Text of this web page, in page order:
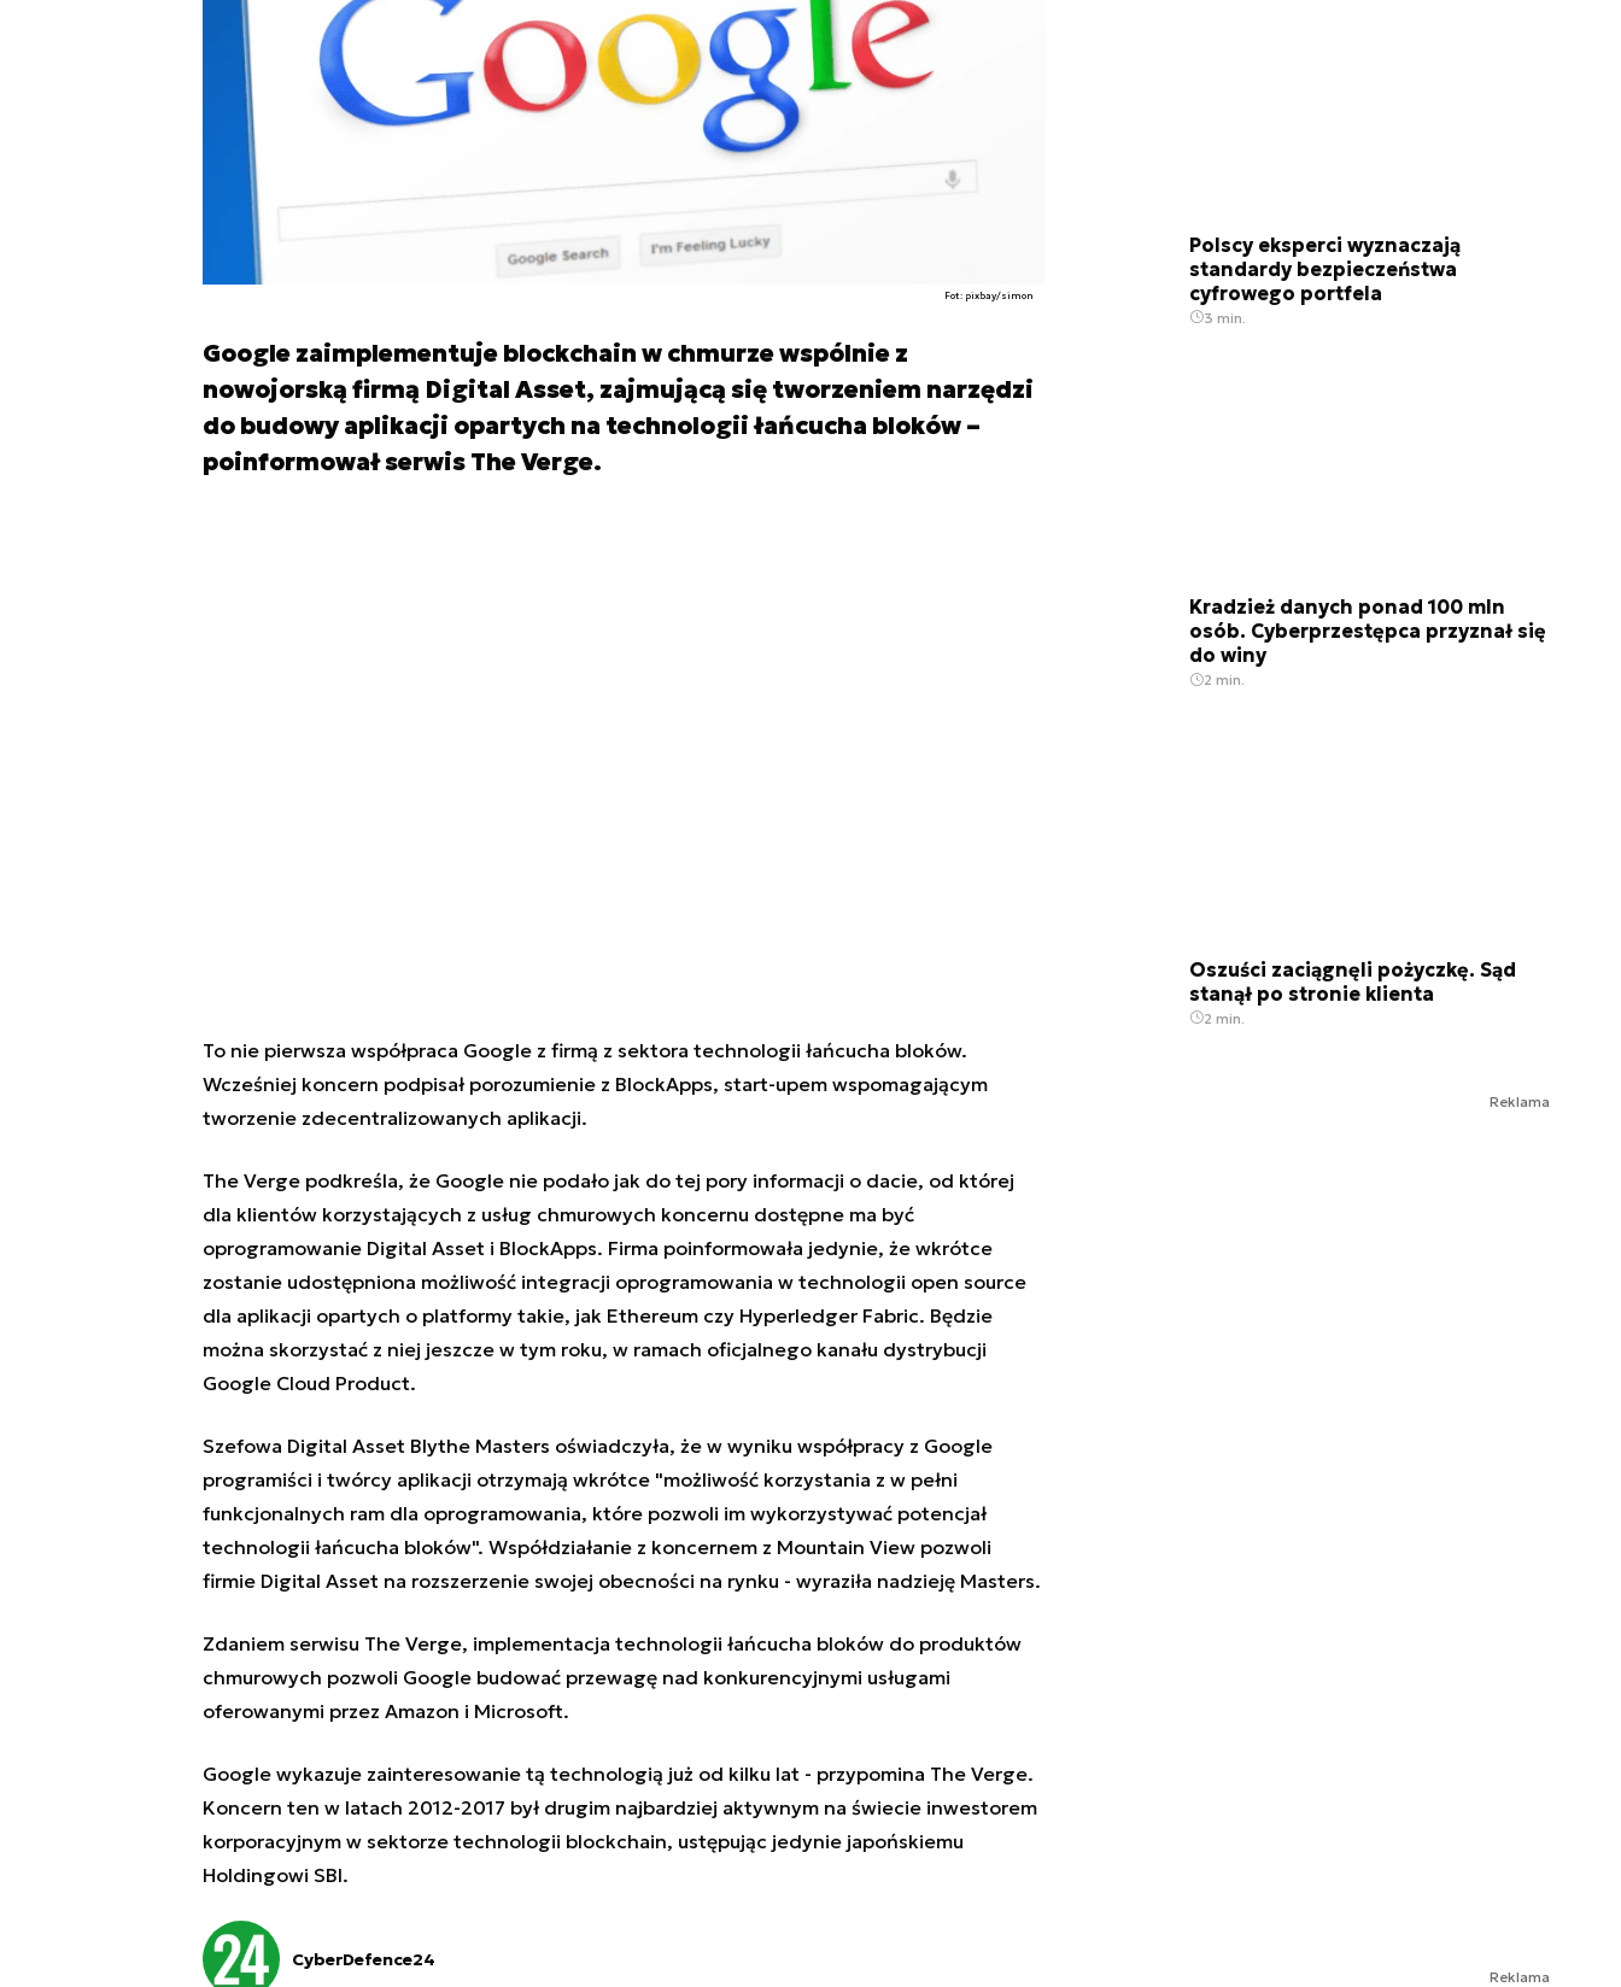
Fot: pixbay/simon
Google zaimplementuje blockchain w chmurze wspólnie z
nowojorską firmą Digital Asset, zajmującą się tworzeniem narzędzi
do budowy aplikacji opartych na technologii łańcucha bloków –
poinformował serwis The Verge.
To nie pierwsza współpraca Google z firmą z sektora technologii łańcucha bloków.
Wcześniej koncern podpisał porozumienie z BlockApps, start-upem wspomagającym
tworzenie zdecentralizowanych aplikacji.
The Verge podkreśla, że Google nie podało jak do tej pory informacji o dacie, od której
dla klientów korzystających z usług chmurowych koncernu dostępne ma być
oprogramowanie Digital Asset i BlockApps. Firma poinformowała jedynie, że wkrótce
zostanie udostępniona możliwość integracji oprogramowania w technologii open source
dla aplikacji opartych o platformy takie, jak Ethereum czy Hyperledger Fabric. Będzie
można skorzystać z niej jeszcze w tym roku, w ramach oficjalnego kanału dystrybucji
Google Cloud Product.
Szefowa Digital Asset Blythe Masters oświadczyła, że w wyniku współpracy z Google
programiści i twórcy aplikacji otrzymają wkrótce "możliwość korzystania z w pełni
funkcjonalnych ram dla oprogramowania, które pozwoli im wykorzystywać potencjał
technologii łańcucha bloków". Współdziałanie z koncernem z Mountain View pozwoli
firmie Digital Asset na rozszerzenie swojej obecności na rynku - wyraziła nadzieję Masters.
Zdaniem serwisu The Verge, implementacja technologii łańcucha bloków do produktów
chmurowych pozwoli Google budować przewagę nad konkurencyjnymi usługami
oferowanymi przez Amazon i Microsoft.
Google wykazuje zainteresowanie tą technologią już od kilku lat - przypomina The Verge.
Koncern ten w latach 2012-2017 był drugim najbardziej aktywnym na świecie inwestorem
korporacyjnym w sektorze technologii blockchain, ustępując jedynie japońskiemu
Holdingowi SBI.
CyberDefence24
Polscy eksperci wyznaczają
standardy bezpieczeństwa
cyfrowego portfela
3 min.
Kradzież danych ponad 100 mln
osób. Cyberprzestępca przyznał się
do winy
2 min.
Oszuści zaciągnęli pożyczkę. Sąd
stanął po stronie klienta
2 min.
Reklama
Reklama